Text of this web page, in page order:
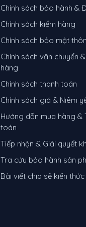
Chính sách bảo hành &
Chính sách kiểm hàng
Chính sách bảo mật
Chính sách vận chuyển
hàng
Chính sách thanh toán
Chính sách giá & Niêm
Hướng dẫn mua hàng &
toán
Tiếp nhận & Giải quyết
Tra cứu bảo hành sản
Bài viết chia sẻ kiến thức